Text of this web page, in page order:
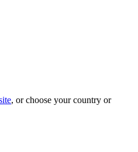
, or choose your country or